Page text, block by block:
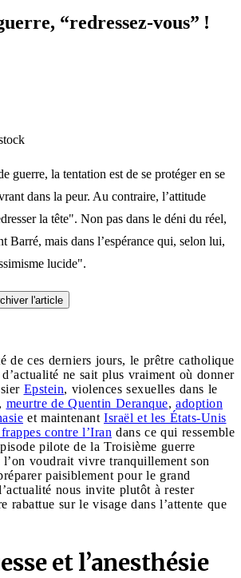
“redressez-vous” !
guerre, la tentation est de se protéger en se
dans la peur. Au contraire, l’attitude
la tête". Non pas dans le déni du réel,
Barré, mais dans l’espérance qui, selon lui,
lucide".
l'article
de ces derniers jours, le prêtre catholique
ne sait plus vraiment où donner
Epstein, violences sexuelles dans le
meurtre de Quentin Deranque, adoption
et maintenant Israël et les États-Unis
contre l’Iran dans ce qui ressemble
pilote de la Troisième guerre
voudrait vivre tranquillement son
paisiblement pour le grand
nous invite plutôt à rester
rabattue sur le visage dans l’attente que
et l’anesthésie